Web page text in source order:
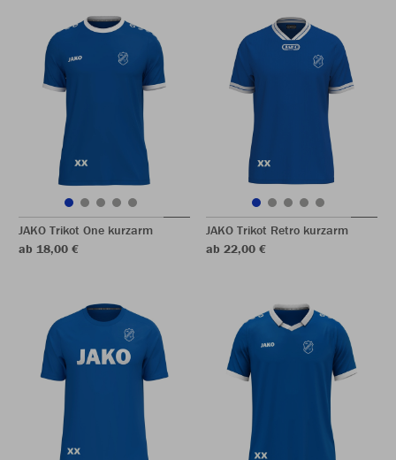
JAKO Trikot One kurzarm
ab 18,00 €
JAKO Trikot Retro kurzarm
ab 22,00 €